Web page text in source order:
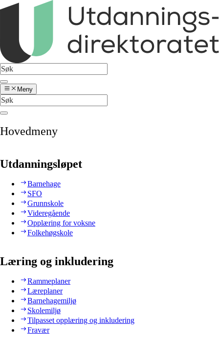
Meny
Hovedmeny
Utdanningsløpet
Barnehage
SFO
Grunnskole
Videregående
Opplæring for voksne
Folkehøgskole
Læring og inkludering
Rammeplaner
Læreplaner
Barnehagemiljø
Skolemiljø
Tilpasset opplæring og inkludering
Fravær